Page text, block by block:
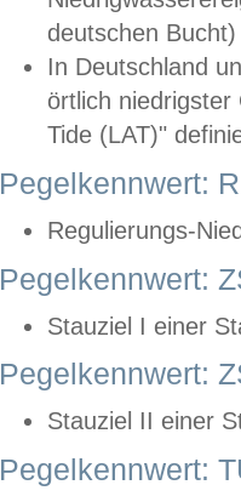
deutschen
In Deutschland
örtlich
Tide (LAT)"
Pegelkennwert:
Regulierungs-
Pegelkennwert:
Stauziel I einer
Pegelkennwert:
Stauziel II einer
Pegelkennwert: